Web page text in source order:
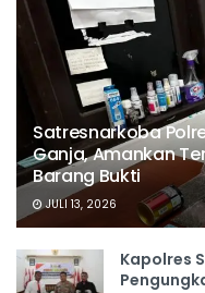
Satresnarkoba
Ganja, Amankan
Barang Bukti
JULI 13, 2026
Kapolres